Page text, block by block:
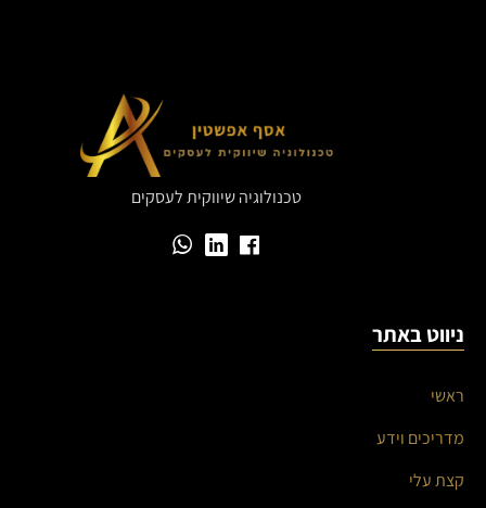
טכנולוגיה שיווקית לעסקים
ניווט באתר
ראשי
מדריכים וידע
קצת עלי